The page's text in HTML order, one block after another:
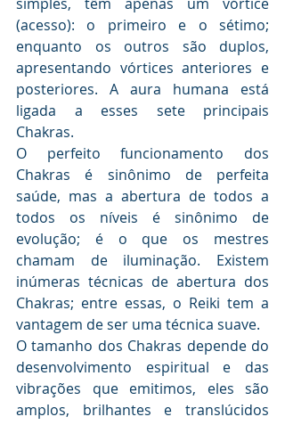
simples, têm apenas um vórtice
(acesso): o primeiro e o sétimo;
enquanto os outros são duplos,
apresentando vórtices anteriores e
posteriores. A aura humana está
ligada a esses sete principais
Chakras.
O perfeito funcionamento dos
Chakras é sinônimo de perfeita
saúde, mas a abertura de todos a
todos os níveis é sinônimo de
evolução; é o que os mestres
chamam de iluminação. Existem
inúmeras técnicas de abertura dos
Chakras; entre essas, o Reiki tem a
vantagem de ser uma técnica suave.
O tamanho dos Chakras depende do
desenvolvimento espiritual e das
vibrações que emitimos, eles são
amplos, brilhantes e translúcidos